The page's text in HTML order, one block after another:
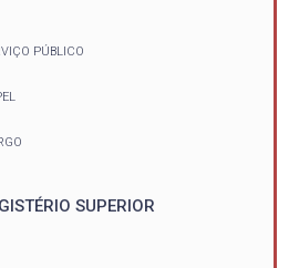
PÚBLICO
SUPERIOR